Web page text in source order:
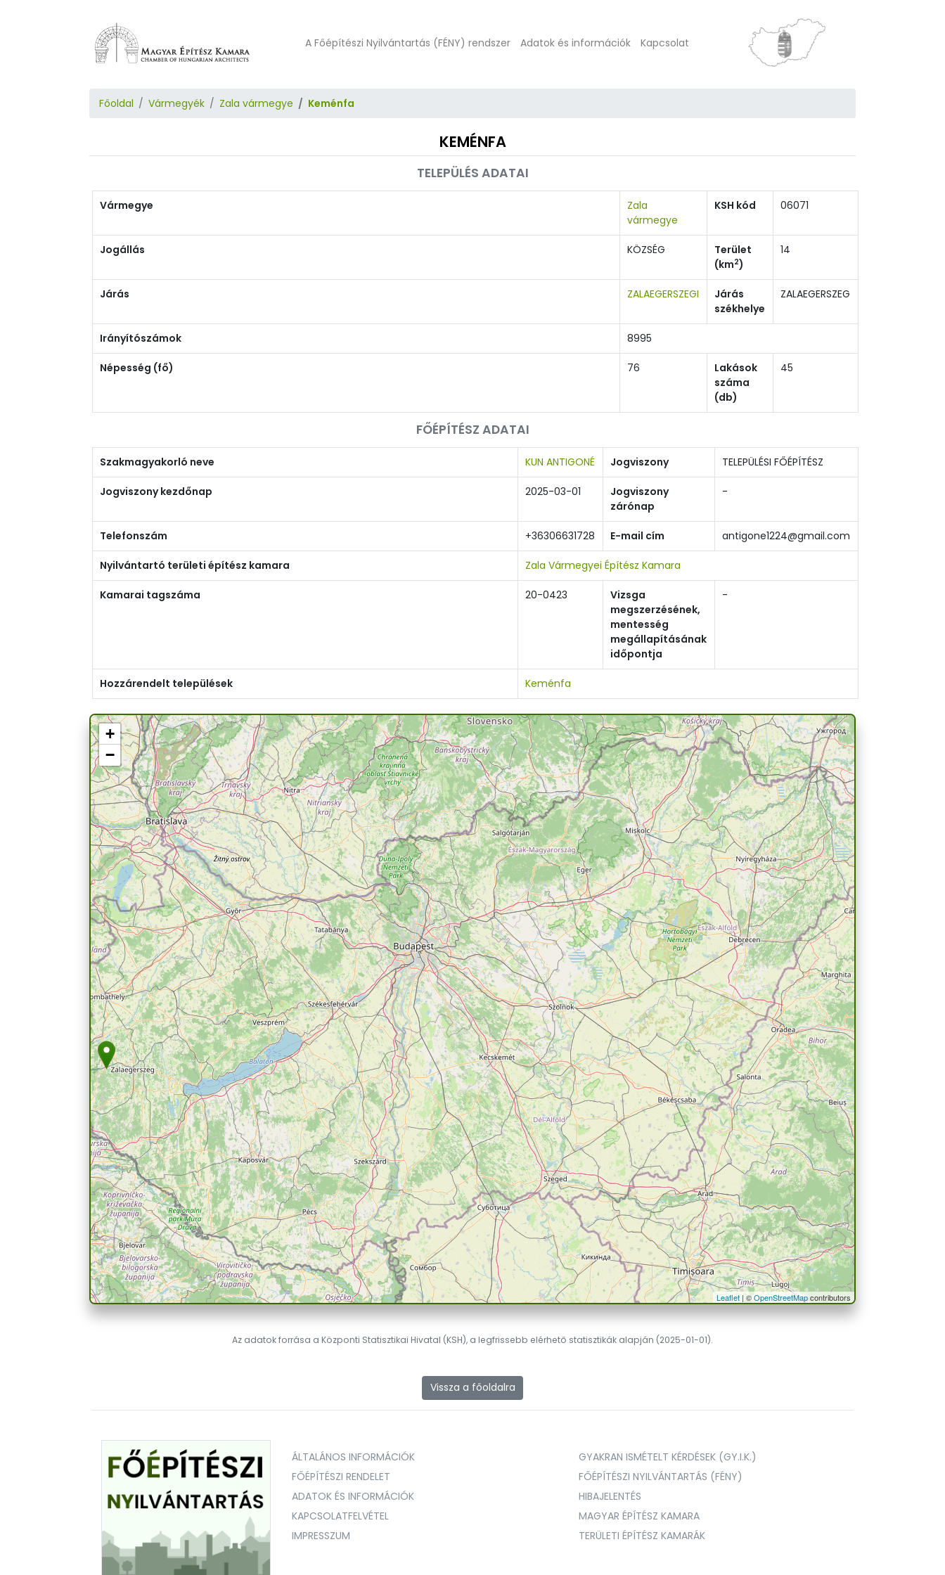
A Főépítészi Nyilvántartás (FÉNY) rendszer Adatok és információk Kapcsolat
Főoldal Vármegyék Zala vármegye Keménfa
KEMÉNFA
TELEPÜLÉS ADATAI
Vármegye
Zala
vármegye
KSH kód 06071
Jogállás KÖZSÉG
Terület
(km2)
14
Járás ZALAEGERSZEGI
Járás
székhelye
ZALAEGERSZEG
Irányítószámok 8995
Népesség (fő) 76
Lakások
száma
(db)
45
FŐÉPÍTÉSZ ADATAI
Szakmagyakorló neve KUN ANTIGONÉ Jogviszony TELEPÜLÉSI FŐÉPÍTÉSZ
Jogviszony kezdőnap 2025-03-01
Jogviszony
zárónap
-
Telefonszám +36306631728 E-mail cím antigone1224@gmail.com
Nyilvántartó területi építész kamara Zala Vármegyei Építész Kamara
Kamarai tagszáma 20-0423
Vizsga
megszerzésének,
mentesség
megállapításának
időpontja
-
Hozzárendelt települések Keménfa
+
−
Leaflet | ©OpenStreetMapcontributors
Az adatok forrása a Központi Statisztikai Hivatal (KSH), a legfrissebb elérhető statisztikák alapján (2025-01-01).
Vissza a főoldalra
ÁLTALÁNOS INFORMÁCIÓK
GYAKRAN ISMÉTELT KÉRDÉSEK (GY.I.K.)
FŐÉPÍTÉSZI RENDELET
FŐÉPÍTÉSZI NYILVÁNTARTÁS (FÉNY)
ADATOK ÉS INFORMÁCIÓK
HIBAJELENTÉS
KAPCSOLATFELVÉTEL
MAGYAR ÉPÍTÉSZ KAMARA
IMPRESSZUM
TERÜLETI ÉPÍTÉSZ KAMARÁK